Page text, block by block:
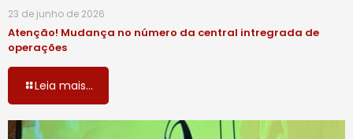
23 de junho de 2026
Atenção! Mudança no número da central intregrada de
operações
Leia mais...